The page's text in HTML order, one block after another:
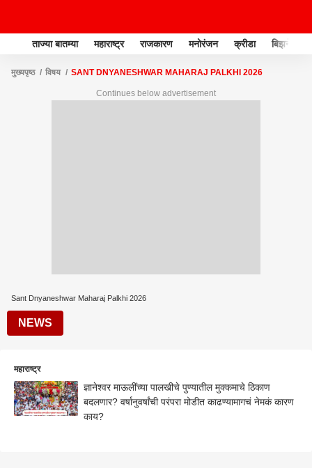
ताज्या बातम्या महाराष्ट्र राजकारण मनोरंजन क्रीडा बिझनेस
मुख्यपृष्ठ विषय SANT DNYANESHWAR MAHARAJ PALKHI 2026
Continues below advertisement
Sant Dnyaneshwar Maharaj Palkhi 2026
NEWS
महाराष्ट्र
ज्ञानेश्वर माऊलींच्या पालखीचे पुण्यातील मुक्कमाचे ठिकाण
बदलणार? वर्षानुवर्षांची परंपरा मोडीत काढण्यामागचं नेमकं कारण
काय?